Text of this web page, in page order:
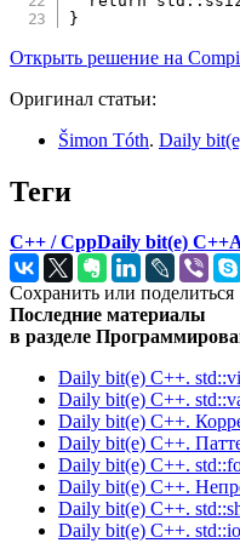
}
Открыть решение на
Оригинал статьи:
Šimon Tóth. Daily
Теги
C++ / CppDaily bit(e) C++
Сохранить или поделиться
Последние материалы
в разделе
Daily bit(e) C++.
Daily bit(e) C++.
Daily bit(e) C++.
Daily bit(e) C++.
Daily bit(e) C++.
Daily bit(e) C++.
Daily bit(e) C++.
Daily bit(e) C++.